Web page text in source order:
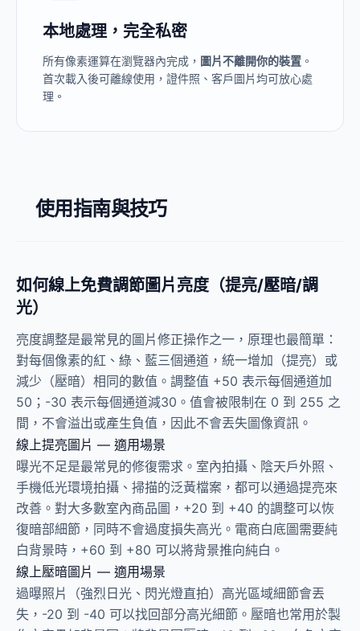
本地處理，完全私密
所有像素運算在瀏覽器內完成， 圖片不離開你的裝置 。
首次載入後可離線使用，證件照、客戶圖片均可放心處
理。
使用指南與技巧
如何線上免費調節圖片亮度（提亮/壓暗/調
光）
亮度調整是最常見的圖片修正操作之一，原理也最簡單：
對每個像素的紅、綠、藍三個通道，統一增加（提亮）或
減少（壓暗）相同的數值。調整值 +50 表示每個通道加
50；-30 表示每個通道減30。值會被限制在 0 到 255 之
間，不會溢出或產生負值，因此不會丟失圖像資訊。
線上提亮圖片 — 適用場景
曝光不足是最常見的修復需求。室內拍攝、陰天戶外照、
手機低光環境拍攝、掃描的泛黃檔案，都可以通過提亮來
改善。對大多數室內商品圖，+20 到 +40 的調整可以恢
復暗部細節，同時不會過度損失高光。電商白底圖需要純
白背景時，+60 到 +80 可以將背景推向純白。
線上壓暗圖片 — 適用場景
過曝照片（強烈日光、閃光燈直拍）高光區域細節會丟
失，-20 到 -40 可以找回部分高光細節。壓暗也常用於製